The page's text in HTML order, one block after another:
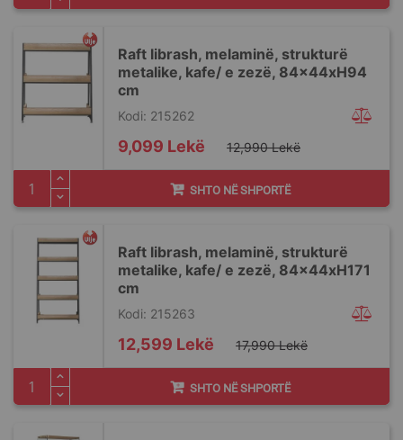
Raft librash, melaminë, strukturë
metalike, kafe/ e zezë, 84x44xH94
cm
Kodi: 215262
Special
Price
9,099 Lekë 12,990 Lekë
SHTO NË SHPORTË
Raft librash, melaminë, strukturë
metalike, kafe/ e zezë, 84x44xH171
cm
Kodi: 215263
Special
Price
12,599 Lekë 17,990 Lekë
SHTO NË SHPORTË